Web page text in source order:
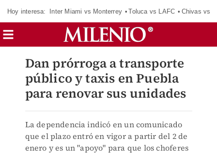
Hoy interesa: Inter Miami vs Monterrey Toluca vs LAFC Chivas vs
Dan prórroga a transporte
público y taxis en Puebla
para renovar sus unidades
La dependencia indicó en un comunicado
que el plazo entró en vigor a partir del 2 de
enero y es un "apoyo" para que los choferes